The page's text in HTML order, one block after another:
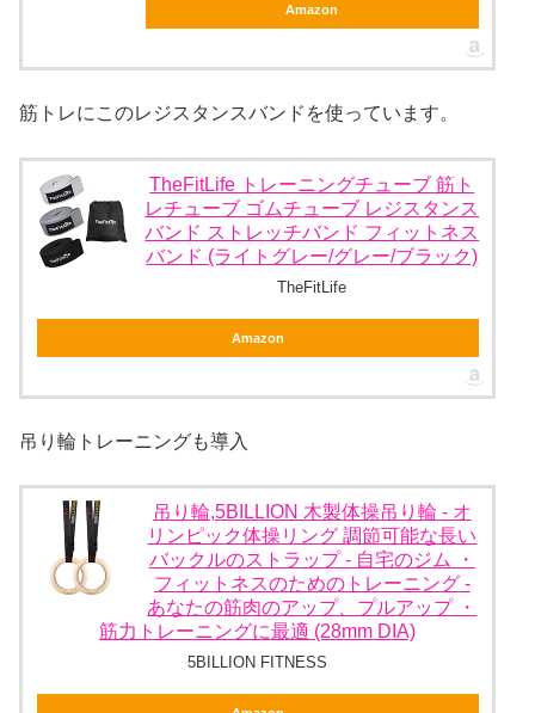
Amazon
筋トレにこのレジスタンスバンドを使っています。
TheFitLife トレーニングチューブ 筋ト
レチューブ ゴムチューブ レジスタンス
バンド ストレッチバンド フィットネス
バンド (ライトグレー/グレー/ブラック)
TheFitLife
Amazon
吊り輪トレーニングも導入
吊り輪,5BILLION 木製体操吊り輪 - オ
リンピック体操リング 調節可能な長い
バックルのストラップ - 自宅のジム ・
フィットネスのためのトレーニング -
あなたの筋肉のアップ、プルアップ ・
筋力トレーニングに最適 (28mm DIA)
5BILLION FITNESS